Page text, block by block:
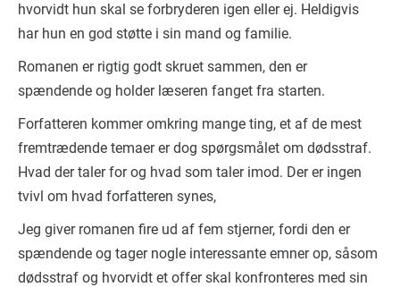
hvorvidt hun skal se forbryderen igen eller ej. Heldigvis
har hun en god støtte i sin mand og familie.
Romanen er rigtig godt skruet sammen, den er
spændende og holder læseren fanget fra starten.
Forfatteren kommer omkring mange ting, et af de mest
fremtrædende temaer er dog spørgsmålet om dødsstraf.
Hvad der taler for og hvad som taler imod. Der er ingen
tvivl om hvad forfatteren synes,
Jeg giver romanen fire ud af fem stjerner, fordi den er
spændende og tager nogle interessante emner op, såsom
dødsstraf og hvorvidt et offer skal konfronteres med sin